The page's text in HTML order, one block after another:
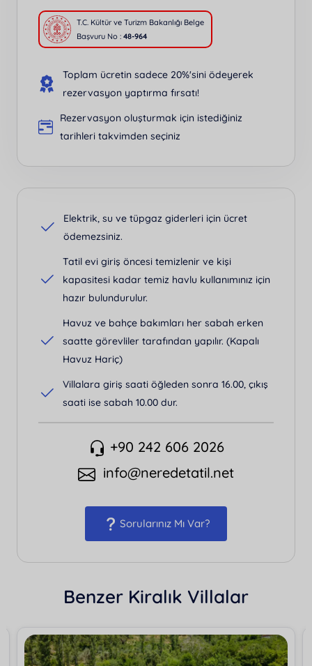
T.C. Kültür ve Turizm Bakanlığı Belge
Başvuru No : 48-964
Toplam ücretin sadece 20%'sini ödeyerek
rezervasyon yaptırma fırsatı!
Rezervasyon oluşturmak için istediğiniz
tarihleri takvimden seçiniz
Elektrik, su ve tüpgaz giderleri için ücret
ödemezsiniz.
Tatil evi giriş öncesi temizlenir ve kişi
kapasitesi kadar temiz havlu kullanımınız için
hazır bulundurulur.
Havuz ve bahçe bakımları her sabah erken
saatte görevliler tarafından yapılır. (Kapalı
Havuz Hariç)
Villalara giriş saati öğleden sonra 16.00, çıkış
saati ise sabah 10.00 dur.
+90 242 606 2026
info@neredetatil.net
Sorularınız Mı Var?
Benzer Kiralık Villalar